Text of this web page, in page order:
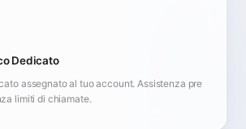
Dedicato
assegnato al tuo account. Assistenza pre
limiti di chiamate.